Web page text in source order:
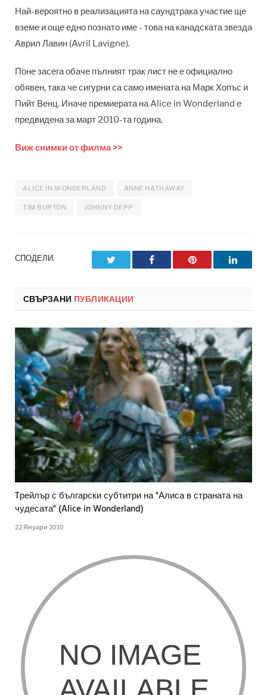
Най-вероятно в реализацията на саундтрака участие ще
вземе и още едно познато име - това на канадската звезда
Аврил Лавин (Avril Lavigne).
Поне засега обаче пълният трак лист не е официално
обявен, така че сигурни са само имената на Марк Хопъс и
Пийт Венц. Иначе премиерата на Alice in Wonderland e
предвидена за март 2010-та година.
Виж снимки от филма >>
ALICE IN WONDERLAND ANNE HATHAWAY
TIM BURTON JOHNNY DEPP
СПОДЕЛИ. Facebook Pinterest
СВЪРЗАНИ ПУБЛИКАЦИИ
Tрейлър с български субтитри на "Алиса в страната на
чудесата" (Alice in Wonderland)
22 Януари 2010